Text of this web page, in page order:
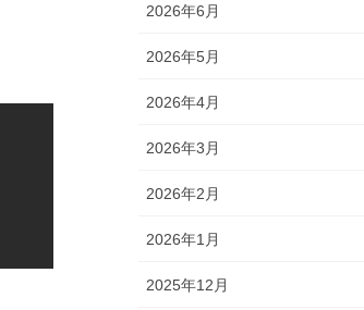
2026年6月
2026年5月
2026年4月
2026年3月
2026年2月
2026年1月
2025年12月